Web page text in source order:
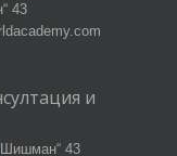
43
и
43